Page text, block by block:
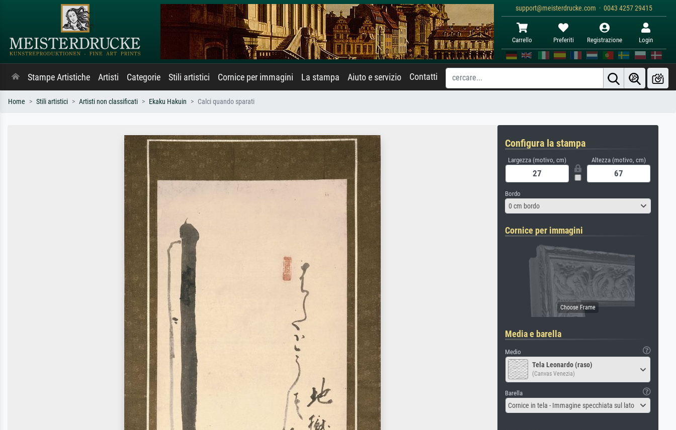
support@meisterdrucke.com · 0043 4257 29415
Carrello Preferiti Registrazione Login
Stampe Artistiche Artisti Categorie Stili artistici Cornice per immagini La stampa Aiuto e servizio Contatti
Home Stili artistici Artisti non classificati Ekaku Hakuin Calci quando sparati
Configura la stampa
Largezza (motivo, cm) Altezza (motivo, cm)
Bordo
0 cm bordo
Cornice per immagini
Media e barella
Medio
Tela Leonardo (raso)
(Canvas Venezia)
Barella
Cornice in tela - Immagine specchiata sul lato